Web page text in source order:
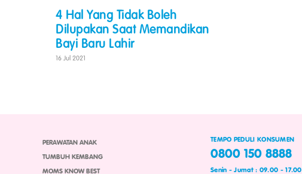
4 Hal Yang Tidak Boleh
Dilupakan Saat Memandikan
Bayi Baru Lahir
16 Jul 2021
PERAWATAN ANAK
TUMBUH KEMBANG
MOMS KNOW BEST
TEMPO PEDULI KONSUMEN
0800 150 8888
Senin - Jumat : 09.00 - 17.00